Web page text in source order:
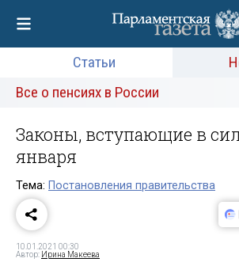
Статьи
Все о пенсиях в России
Законы, вступающие в
января
Тема: Постановления правительства
10.01.2021 00:30
Автор: Ирина Макеева